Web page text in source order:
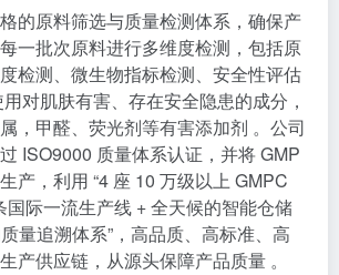
的原料筛选与质量检测体系，确保产
一批次原料进行多维度检测，包括原
检测、微生物指标检测、安全性评估
对肌肤有害、存在安全隐患的成分，
，甲醛、荧光剂等有害添加剂 。公司
ISO9000 质量体系认证，并将 GMP
产，利用 “4 座 10 万级以上 GMPC
国际一流生产线 + 全天候的智能仓储
量追溯体系”，高品质、高标准、高
产供应链，从源头保障产品质量 。